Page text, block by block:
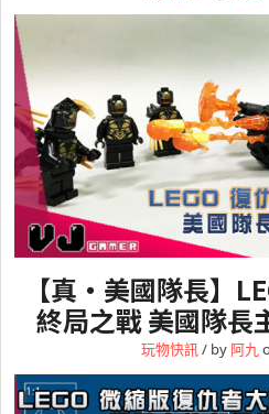
【真‧美國隊長】
終局之戰 美國隊長
玩物快訊/ by 阿九